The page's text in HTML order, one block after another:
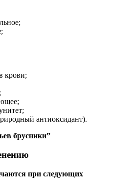
крови;
антиоксидант).
брусники”
при следующих